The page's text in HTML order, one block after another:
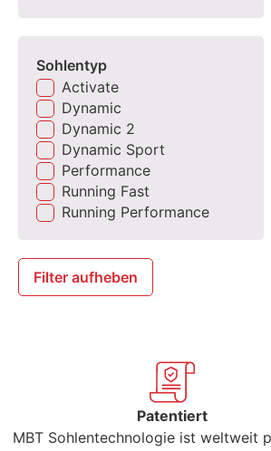
Sohlentyp
Activate
Dynamic
Dynamic 2
Dynamic Sport
Performance
Running Fast
Running Performance
Filter aufheben
Patentiert
MBT Sohlentechnologie ist weltweit